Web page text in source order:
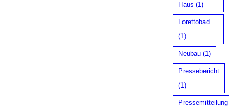
Haus (1)
Lorettobad
(1)
Neubau(1)
Pressebericht
(1)
Pressemitteilung